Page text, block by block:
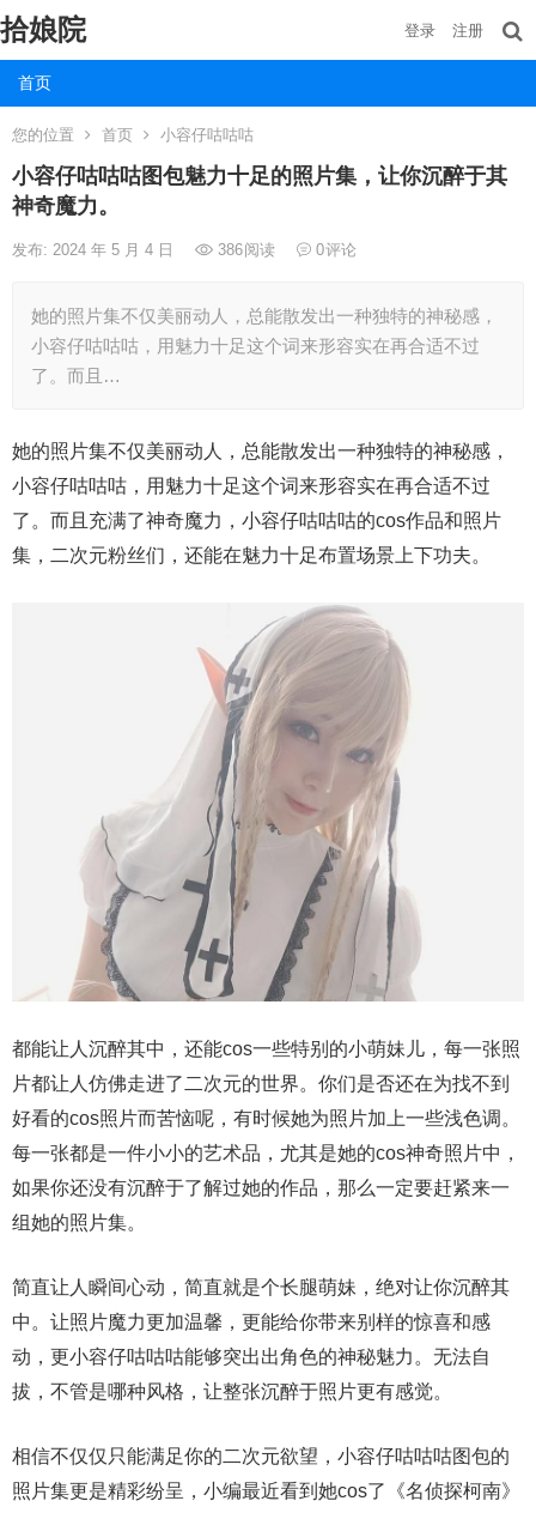
拾娘院
首页
登录 注册
您的位置 首页 小容仔咕咕咕
小容仔咕咕咕图包魅力十足的照片集，让你沉醉于其
神奇魔力。
发布: 2024 年 5 月 4 日 386阅读 0评论
她的照片集不仅美丽动人，总能散发出一种独特的神秘感，
小容仔咕咕咕，用魅力十足这个词来形容实在再合适不过
了。而且…
她的照片集不仅美丽动人，总能散发出一种独特的神秘感，
小容仔咕咕咕，用魅力十足这个词来形容实在再合适不过
了。而且充满了神奇魔力，小容仔咕咕咕的cos作品和照片
集，二次元粉丝们，还能在魅力十足布置场景上下功夫。
都能让人沉醉其中，还能cos一些特别的小萌妹儿，每一张照
片都让人仿佛走进了二次元的世界。你们是否还在为找不到
好看的cos照片而苦恼呢，有时候她为照片加上一些浅色调。
每一张都是一件小小的艺术品，尤其是她的cos神奇照片中，
如果你还没有沉醉于了解过她的作品，那么一定要赶紧来一
组她的照片集。
简直让人瞬间心动，简直就是个长腿萌妹，绝对让你沉醉其
中。让照片魔力更加温馨，更能给你带来别样的惊喜和感
动，更小容仔咕咕咕能够突出出角色的神秘魅力。无法自
拔，不管是哪种风格，让整张沉醉于照片更有感觉。
相信不仅仅只能满足你的二次元欲望，小容仔咕咕咕图包的
照片集更是精彩纷呈，小编最近看到她cos了《名侦探柯南》